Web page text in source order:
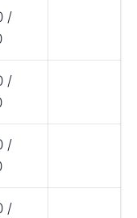
/
/
/
/